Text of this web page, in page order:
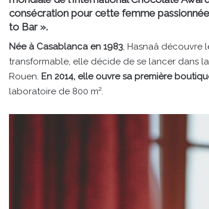
consécration pour cette femme
to Bar ».
Née à Casablanca en 1983, Hasnaâ découvre
transformable, elle décide de se lancer dans
Rouen. En 2014, elle ouvre sa première
laboratoire de 800 m².